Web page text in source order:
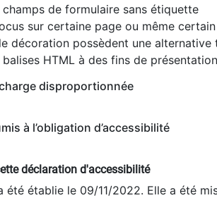
de formulaire sans étiquette
sur certaine page ou même
décoration possèdent une alternative
HTML à des fins de
disproportionnée
à l’obligation d’accessibilité
déclaration d'accessibilité
été établie le 09/11/2022. Elle a été